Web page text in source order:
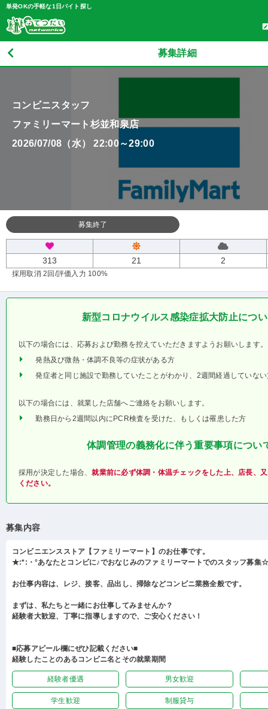
単発OKの手軽な1日バイト探し
募集詳細
コンビニスタッフ
ファミリーマート杉並和泉店
2026/07/08（水） 22:00～29:00
募集終了
313 21 2
採用取消 2回 /評価入力 100%
新型コロナウイルス感染症拡大防止につ
以下の場合には、応募および勤務を控えていただきますようお願いします。
発熱及び微熱・体調不良等の症状がある方
発症者と同じ施設で勤務していたことがわかり、2週間経過していな
以下の場合には、就業した店舗へご連絡をお願いします。
勤務日から2週間以内にPCR検査を受けた、もしくは罹患した方
体調管理の義務化に伴う重要事項につい
採用が決定した場合、就業前に必ず体調・体温チェックをした上、店長、
ください。
募集内容
コンビニエンスストア【ファミリーマート】のお仕事です。
★:*:・°あなたとコンビに♪でおなじみのファミリーマートでのスタッフ募集
お仕事内容は、レジ、接客、品出し、掃除などコンビニ業務全般です。
まずは、私たちと一緒にお仕事してみませんか？
経験者大歓迎、丁寧に指導しますので、ご安心ください！
■応募アピール欄にぜひ記載ください■
経験したことのあるコンビニ名とその就業期間
経験者優遇 男女歓迎
学生歓迎 制服貸与